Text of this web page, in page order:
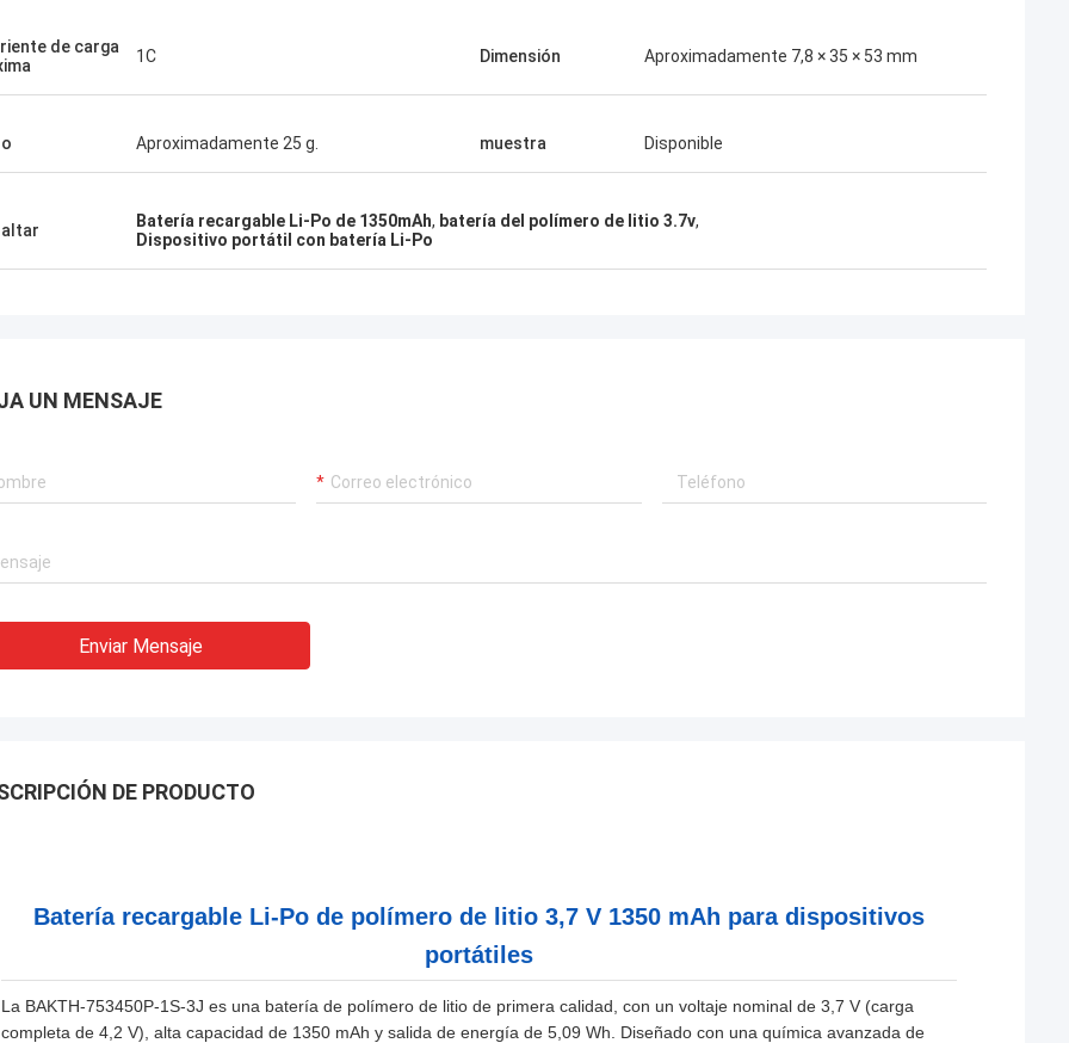
de carga
1C Dimensión Aproximadamente 7,8 × 35 × 53 mm
Aproximadamente 25 g. muestra Disponible
Batería recargable Li-Po de 1350mAh, batería del polímero de litio 3.7v,
Dispositivo portátil con batería Li-Po
UN MENSAJE
Enviar Mensaje
DE PRODUCTO
Batería recargable Li-Po de polímero de litio 3,7 V 1350 mAh para dispositivos
portátiles
La BAKTH-753450P-1S-3J es una batería de polímero de litio de primera calidad, con un voltaje nominal de 3,7 V (carga
completa de 4,2 V), alta capacidad de 1350 mAh y salida de energía de 5,09 Wh. Diseñado con una química avanzada de